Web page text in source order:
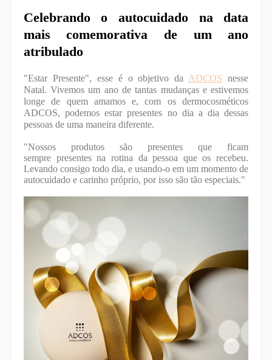
Celebrando o autocuidado na data
mais comemorativa de um ano
atribulado
"Estar Presente", esse é o objetivo da ADCOS nesse
Natal. Vivemos um ano de tantas mudanças e estivemos
longe de quem amamos e, com os dermocosméticos
ADCOS, podemos estar presentes no dia a dia dessas
pessoas de uma maneira diferente.
"Nossos produtos são presentes que ficam
sempre presentes na rotina da pessoa que os recebeu.
Levando consigo todo dia, e usando-o em um momento de
autocuidado e carinho próprio, por isso são tão especiais."